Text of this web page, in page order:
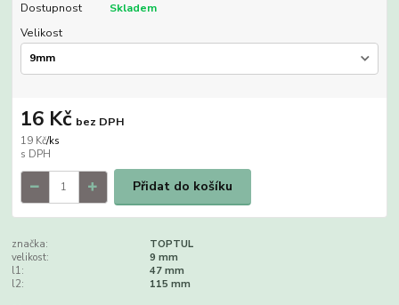
Dostupnost
Skladem
Velikost
19 Kč/ks
16 Kč bez DPH
Přidat do košíku
značka:
TOPTUL
velikost:
9 mm
l1:
47 mm
l2:
115 mm